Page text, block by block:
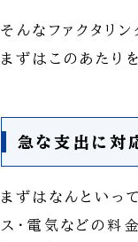
そんなファクタリ
まずはこのあたり
急な支出に対
まずはなんといっ
ス・電気などの料